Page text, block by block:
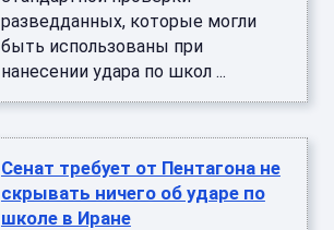
разведданных, которые могли
быть использованы при
нанесении удара по школ ...
Сенат требует от Пентагона не
скрывать ничего об ударе по
школе в Иране